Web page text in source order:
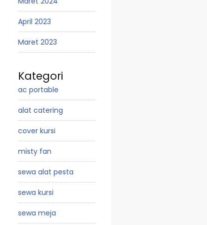
April 2023
Maret 2023
Kategori
ac portable
alat catering
cover kursi
misty fan
sewa alat pesta
sewa kursi
sewa meja